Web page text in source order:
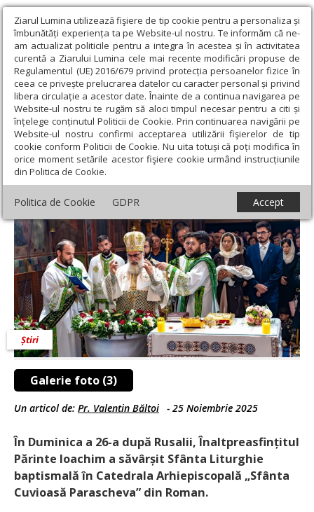
Ziarul Lumina utilizează fişiere de tip cookie pentru a personaliza și
îmbunătăți experiența ta pe Website-ul nostru. Te informăm că ne-
am actualizat politicile pentru a integra în acestea și în activitatea
curentă a Ziarului Lumina cele mai recente modificări propuse de
Regulamentul (UE) 2016/679 privind protecția persoanelor fizice în
ceea ce privește prelucrarea datelor cu caracter personal și privind
libera circulație a acestor date. Înainte de a continua navigarea pe
Website-ul nostru te rugăm să aloci timpul necesar pentru a citi și
înțelege conținutul Politicii de Cookie. Prin continuarea navigării pe
Website-ul nostru confirmi acceptarea utilizării fişierelor de tip
cookie conform Politicii de Cookie. Nu uita totuși că poți modifica în
orice moment setările acestor fişiere cookie urmând instrucțiunile
din Politica de Cookie.
Politica de Cookie GDPR Accept
Ziarul Lumina › Actualitate religioasă › Știri › Sfânta Liturghie
baptismală la Catedrala „Sfânta Cuvioasă Parascheva” din Roman
Sfânta Liturghie baptismală la Catedrala
„Sfânta Cuvioasă Parascheva” din Roman
Galerie foto (3)
Știri
Un articol de: Pr. Valentin Băltoi - 25 Noiembrie 2025
În Duminica a 26-a după Rusalii, Înaltprea­sfințitul
Părinte Ioachim a săvârșit Sfânta Liturghie
baptismală în Catedrala Arhiepiscopală „Sfânta
Cuvioasă Parascheva” din Roman.